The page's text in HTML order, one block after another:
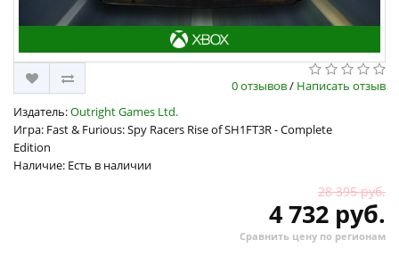
0 отзывов/ Написать отзыв
Издатель:Outright Games Ltd.
Игра: Fast & Furious: Spy Racers Rise of SH1FT3R - Complete
Edition
Наличие: Есть в наличии
28 395 руб.
4 732 руб.
Сравнить цену по регионам